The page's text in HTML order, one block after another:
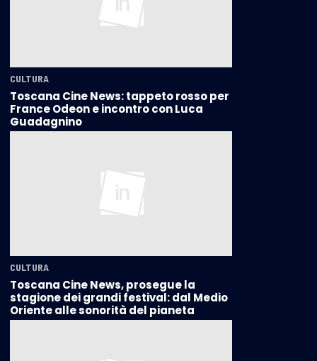
CULTURA
Toscana Cine News: tappeto rosso per
France Odeon e incontro con Luca
Guadagnino
CULTURA
Toscana Cine News, prosegue la
stagione dei grandi festival: dal Medio
Oriente alle sonorità del pianeta